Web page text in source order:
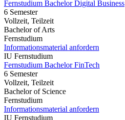
Fernstudium Bachelor Digital Business
6 Semester
Vollzeit, Teilzeit
Bachelor of Arts
Fernstudium
Informationsmaterial anfordern
IU Fernstudium
Fernstudium Bachelor FinTech
6 Semester
Vollzeit, Teilzeit
Bachelor of Science
Fernstudium
Informationsmaterial anfordern
IU Fernstudium